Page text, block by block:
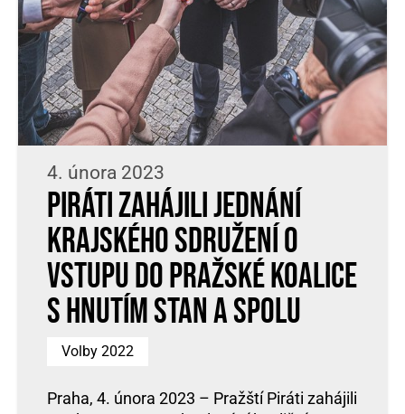
4. února 2023
Piráti zahájili jednání
krajského sdružení o
vstupu do pražské koalice
s hnutím STAN a SPOLU
Volby 2022
Praha, 4. února 2023 – Pražští Piráti zahájili